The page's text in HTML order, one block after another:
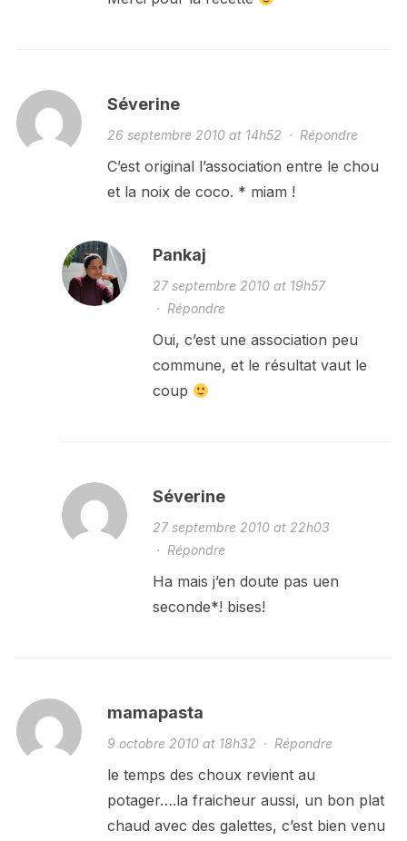
Séverine
26 septembre 2010 at 14h52 · Répondre
C’est original l’association entre le chou
et la noix de coco. * miam !
Pankaj
27 septembre 2010 at 19h57
· Répondre
Oui, c’est une association peu
commune, et le résultat vaut le
coup
Séverine
27 septembre 2010 at 22h03
· Répondre
Ha mais j’en doute pas uen
seconde*! bises!
mamapasta
9 octobre 2010 at 18h32 · Répondre
le temps des choux revient au
potager….la fraicheur aussi, un bon plat
chaud avec des galettes, c’est bien venu